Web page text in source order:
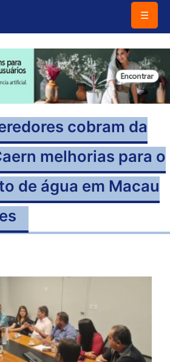
☰
cobram da
melhorias para o
de água em Macau